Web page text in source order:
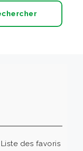
Liste des favoris